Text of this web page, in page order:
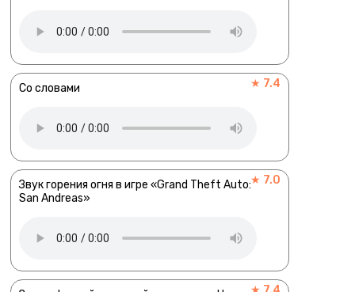
Со словами ★ 7.4
Звук горения огня в игре «Grand Theft Auto:
San Andreas»
★ 7.0